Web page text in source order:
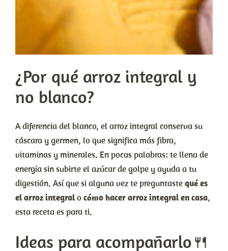
¿Por qué arroz integral y
no blanco?
A diferencia del blanco, el arroz integral conserva su
cáscara y germen, lo que significa más fibra,
vitaminas y minerales. En pocas palabras: te llena de
energía sin subirte el azúcar de golpe y ayuda a tu
digestión. Así que si alguna vez te preguntastequé es
el arroz integralocómo hacer arroz integral en casa,
esta receta es para ti.
Ideas para acompañarlo🍴